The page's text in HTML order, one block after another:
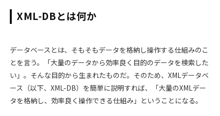
XML-DBとは何か
データベースとは、そもそもデータを格納し操作する仕組みのこ
とを言う。「大量のデータから効率良く目的のデータを検索した
い」。そんな目的から生まれたものだ。そのため、XMLデータベ
ース（以下、XML-DB）を簡単に説明すれば、「大量のXMLデー
タを格納し、効率良く操作できる仕組み」ということになる。